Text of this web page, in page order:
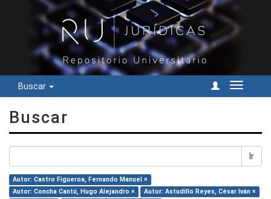
Buscar
Cambiar
Buscar
Ir
Autor: Castro Figueroa, Fernando Manuel ×
Autor: Concha Cantú, Hugo Alejandro ×
Autor: Astudillo Reyes, César Iván ×